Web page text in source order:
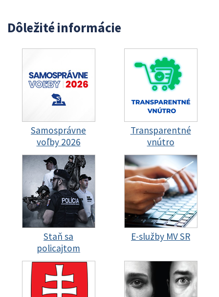
Dôležité informácie
Samosprávne
voľby 2026
Transparentné
vnútro
Staň sa
policajtom
E-služby MV SR